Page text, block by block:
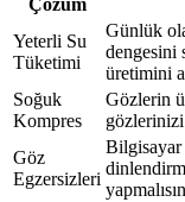
Çözüm
Yeterli Su
Tüketimi
Günlük
dengesini
üretimini
Soğuk
Kompres
Gözlerin
gözlerinizi
Göz
Egzersizleri
Bilgisayar